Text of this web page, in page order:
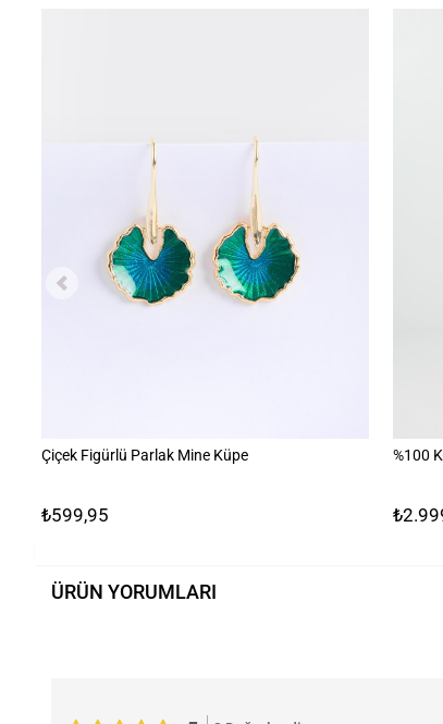
Çiçek Figürlü Parlak Mine Küpe
₺599,95
%100
ÜRÜN YORUMLARI